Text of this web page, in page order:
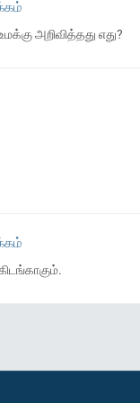
அறிவித்தது எது?